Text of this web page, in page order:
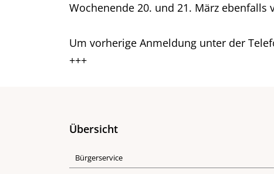
Wochenende 20. und 21. März
Um vorherige Anmeldung unter der
+++
Übersicht
Bürgerservice